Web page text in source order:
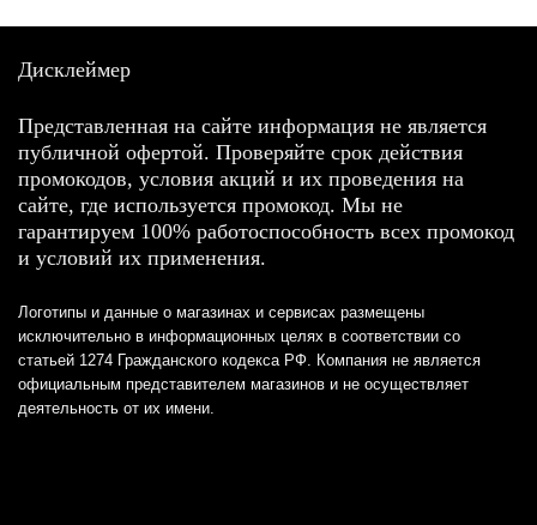
Дисклеймер
Представленная на сайте информация не является
публичной офертой. Проверяйте срок действия
промокодов, условия акций и их проведения на
сайте, где используется промокод. Мы не
гарантируем 100% работоспособность всех промокод
и условий их применения.
Логотипы и данные о магазинах и сервисах размещены
исключительно в информационных целях в соответствии со
статьей 1274 Гражданского кодекса РФ. Компания не является
официальным представителем магазинов и не осуществляет
деятельность от их имени.